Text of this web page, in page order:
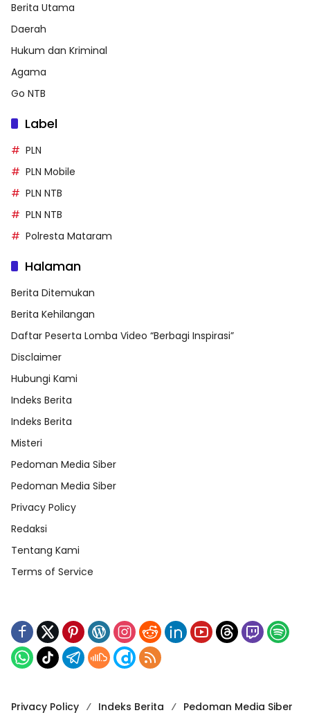
Berita Utama
Daerah
Hukum dan Kriminal
Agama
Go NTB
Label
PLN
PLN Mobile
PLN NTB
PLN NTB
Polresta Mataram
Halaman
Berita Ditemukan
Berita Kehilangan
Daftar Peserta Lomba Video “Berbagi Inspirasi”
Disclaimer
Hubungi Kami
Indeks Berita
Indeks Berita
Misteri
Pedoman Media Siber
Pedoman Media Siber
Privacy Policy
Redaksi
Tentang Kami
Terms of Service
Privacy Policy Indeks Berita Pedoman Media Siber